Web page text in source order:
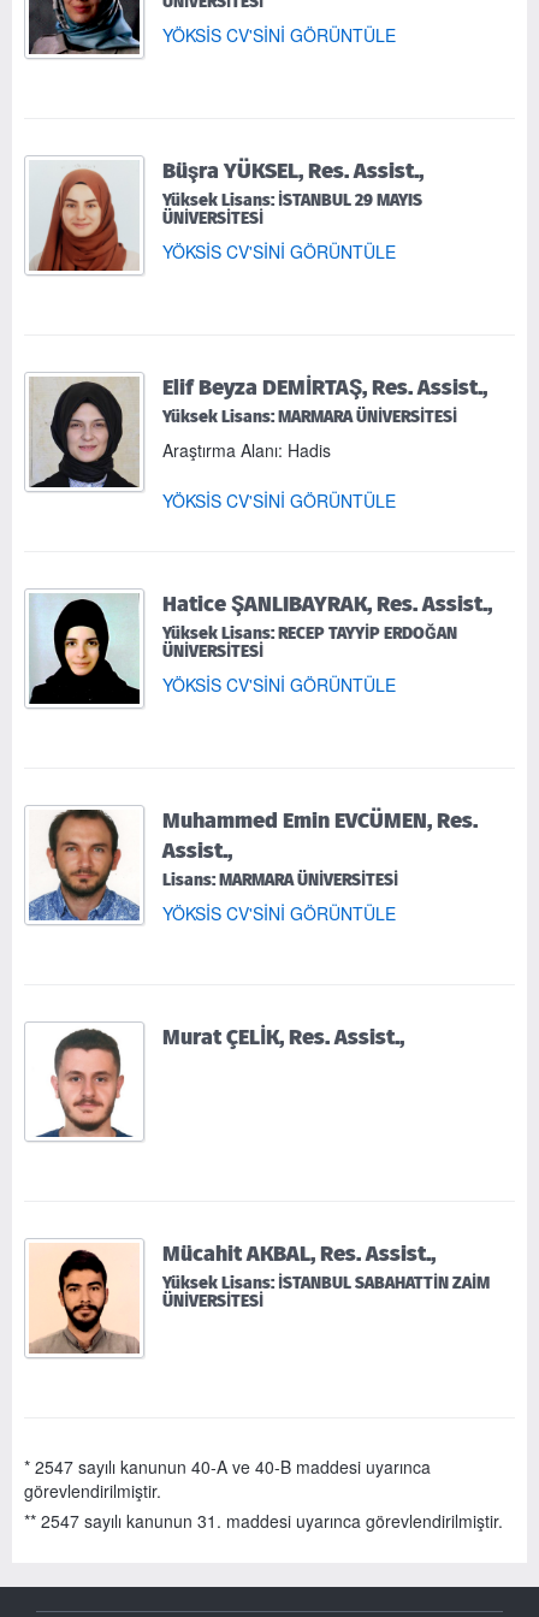
YÖKSİS CV'SİNİ GÖRÜNTÜLE
Büşra YÜKSEL, Res. Assist.,
Yüksek Lisans: İSTANBUL 29 MAYIS
ÜNİVERSİTESİ
YÖKSİS CV'SİNİ GÖRÜNTÜLE
Elif Beyza DEMİRTAŞ, Res. Assist.,
Yüksek Lisans: MARMARA ÜNİVERSİTESİ
Araştırma Alanı: Hadis
YÖKSİS CV'SİNİ GÖRÜNTÜLE
Hatice ŞANLIBAYRAK, Res. Assist.,
Yüksek Lisans: RECEP TAYYİP ERDOĞAN
ÜNİVERSİTESİ
YÖKSİS CV'SİNİ GÖRÜNTÜLE
Muhammed Emin EVCÜMEN, Res.
Assist.,
Lisans: MARMARA ÜNİVERSİTESİ
YÖKSİS CV'SİNİ GÖRÜNTÜLE
Murat ÇELİK, Res. Assist.,
Mücahit AKBAL, Res. Assist.,
Yüksek Lisans: İSTANBUL SABAHATTİN ZAİM
ÜNİVERSİTESİ
* 2547 sayılı kanunun 40-A ve 40-B maddesi uyarınca
görevlendirilmiştir.
** 2547 sayılı kanunun 31. maddesi uyarınca görevlendirilmiştir.